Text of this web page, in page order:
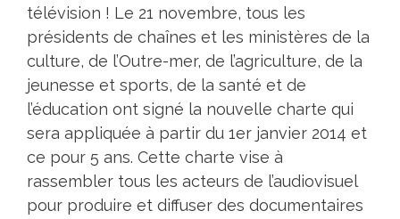
télévision ! Le 21 novembre, tous les
présidents de chaînes et les ministères de la
culture, de l’Outre-mer, de l’agriculture, de la
jeunesse et sports, de la santé et de
l’éducation ont signé la nouvelle charte qui
sera appliquée à partir du 1er janvier 2014 et
ce pour 5 ans. Cette charte vise à
rassembler tous les acteurs de l’audiovisuel
pour produire et diffuser des documentaires